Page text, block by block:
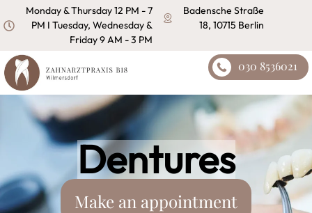
contentMonday & Thursday 12 PM - 7
PM I Tuesday, Wednesday &
Friday 9 AM - 3 PM
Badensche Straße
18, 10715 Berlin
030 8536021
Dentures
Make an appointment